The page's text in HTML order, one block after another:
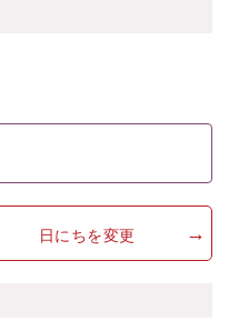
日にちを変更